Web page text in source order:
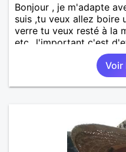
Bonjour , je m'adapte
suis ,tu veux allez boire
verre tu veux resté à la
etc...l'important c'est
balader , faire du sport
théatre etc et j'aime par
Voir